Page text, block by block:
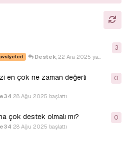
Destek, 22 Ara 2025 yanıtladı
3
en çok ne zaman değerli
28 Ağu 2025 başlattı
0
çok destek olmalı mı?
28 Ağu 2025 başlattı
0